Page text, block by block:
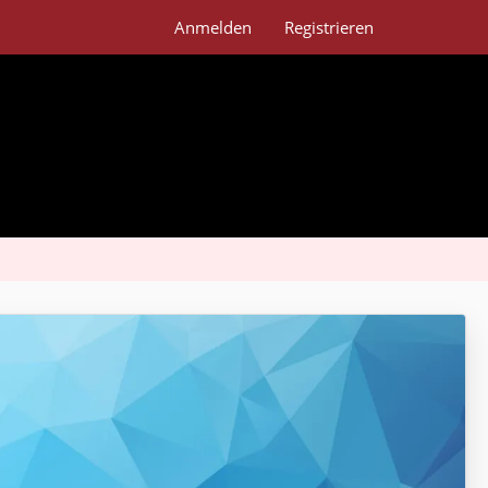
Anmelden Registrieren